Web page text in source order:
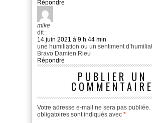
Répondre
mike
dit :
14 juin 2021 à 9 h 44 min
une humiliation ou un sentiment
Bravo Damien Rieu
Répondre
PUBLIER UN
COMMENTAIRE
Votre adresse e-mail ne sera pas publiée.
obligatoires sont indiqués avec *